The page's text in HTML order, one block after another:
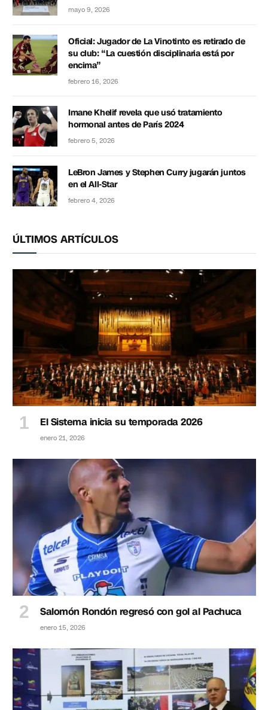
mayo 9, 2026
Oficial: Jugador de La Vinotinto es retirado de
su club: “La cuestión disciplinaria está por
encima”
febrero 16, 2026
Imane Khelif revela que usó tratamiento
hormonal antes de París 2024
febrero 5, 2026
LeBron James y Stephen Curry jugarán juntos
en el All-Star
febrero 4, 2026
ÚLTIMOS ARTÍCULOS
El Sistema inicia su temporada 2026
enero 21, 2026
Salomón Rondón regresó con gol al Pachuca
enero 15, 2026